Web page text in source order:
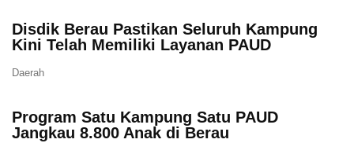
Disdik Berau Pastikan Seluruh Kampung
Kini Telah Memiliki Layanan PAUD
Daerah
Program Satu Kampung Satu PAUD
Jangkau 8.800 Anak di Berau